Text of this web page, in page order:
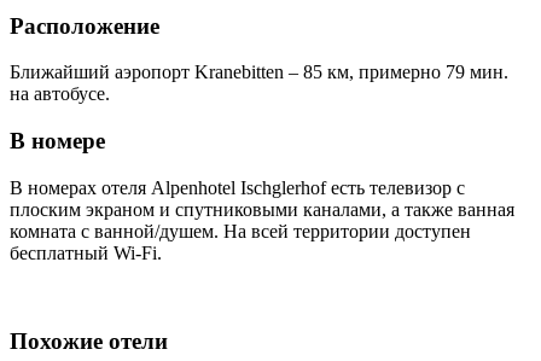
Расположение
Ближайший аэропорт Kranebitten – 85 км, примерно 79 мин.
на автобусе.
В номере
В номерах отеля Alpenhotel Ischglerhof есть телевизор с
плоским экраном и спутниковыми каналами, а также ванная
комната с ванной/душем. На всей территории доступен
бесплатный Wi-Fi.
Похожие отели